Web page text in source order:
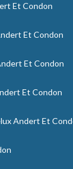
Et Condon
Et Condon
Et Condon
Et Condon
Andert Et